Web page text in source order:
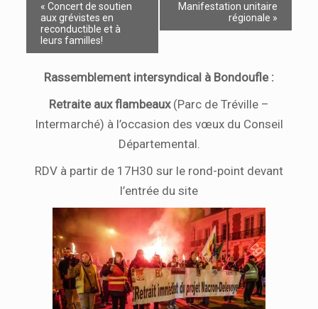
« Concert de soutien
aux grévistes en
reconductible et à
leurs familles!
Manifestation unitaire
régionale »
Rassemblement intersyndical à Bondoufle :
Retraite aux flambeaux(Parc de Tréville –
Intermarché) à l’occasion des vœux du Conseil
Départemental.
RDV à partir de 17H30 sur le rond-point devant
l’entrée du site